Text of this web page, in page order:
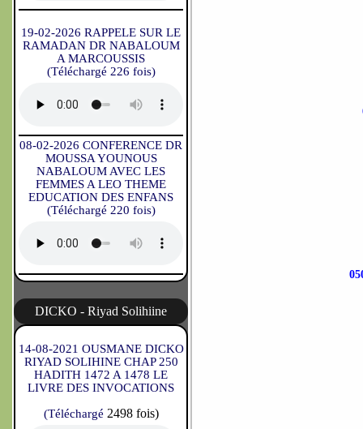
19-02-2026 RAPPELE SUR LE
RAMADAN DR NABALOUM
A MARCOUSSIS
(Téléchargé 226 fois)
08-02-2026 CONFERENCE DR
MOUSSA YOUNOUS
NABALOUM AVEC LES
FEMMES A LEO THEME
EDUCATION DES ENFANS
(Téléchargé 220 fois)
DICKO - Riyad Solihiine
14-08-2021 OUSMANE DICKO
RIYAD SOLIHINE CHAP 250
HADITH 1472 A 1478 LE
LIVRE DES INVOCATIONS
(Téléchargé 2498 fois)